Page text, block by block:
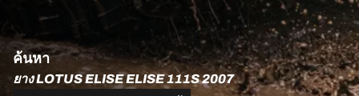
ค้นหา
ยาง LOTUS ELISE ELISE 111S 2007